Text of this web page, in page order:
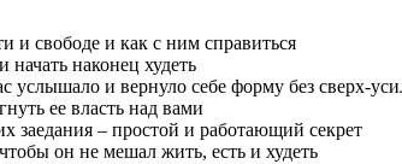
и свободе и как с ним справиться
начать наконец худеть
услышало и вернуло себе форму без сверх-
ее власть над вами
заедания – простой и работающий секрет
он не мешал жить, есть и худеть